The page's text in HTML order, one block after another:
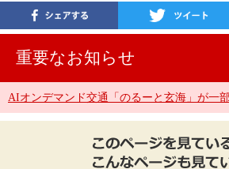
重要なお知らせ
AIオンデマンド交通「のるーと玄海」が一